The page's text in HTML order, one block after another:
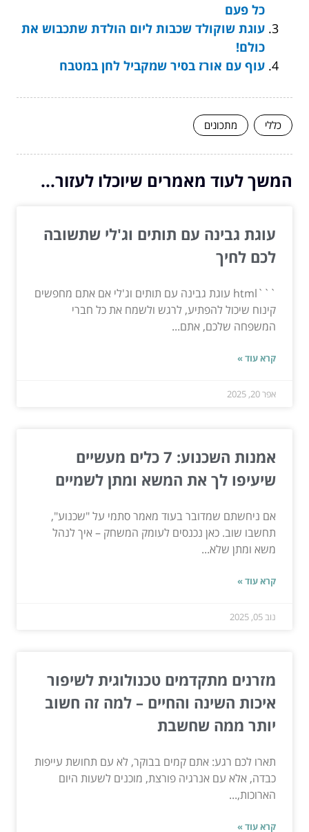
כל פעם
עוגת שוקולד שכבות ליום הולדת שתכבוש את
כולם!
עוף עם אורז בסיר שמקביל לחן במטבח
כללי מתכונים
המשך לעוד מאמרים שיוכלו לעזור...
עוגת גבינה עם תותים וג'לי שתשובה
לכם לחיך
```html עוגת גבינה עם תותים וג'לי אם אתם מחפשים
קינוח שיכול להפתיע, לרגש ולשמח את כל חברי
המשפחה שלכם, אתם...
קרא עוד »
אפר 20, 2025
אמנות השכנוע: 7 כלים מעשיים
שיעיפו לך את המשא ומתן לשמיים
אם ניחשתם שמדובר בעוד מאמר סתמי על "שכנוע",
תחשבו שוב. כאן נכנסים לעומק המשחק – איך לנהל
משא ומתן שלא...
קרא עוד »
נוב 05, 2025
מזרנים מתקדמים טכנולוגית לשיפור
איכות השינה והחיים – למה זה חשוב
יותר ממה שחשבת
תארו לכם רגע: אתם קמים בבוקר, לא עם תחושת עייפות
כבדה, אלא עם אנרגיה פורצת, מוכנים לשעות היום
הארוכות,...
קרא עוד »